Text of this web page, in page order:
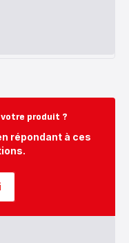
produit ?
répondant à ces